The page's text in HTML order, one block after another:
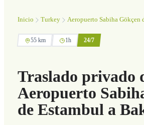
Inicio Turkey Aeropuerto Sabiha Gökçen
55 km 1h 24/7
Traslado privado
Aeropuerto
de Estambul a